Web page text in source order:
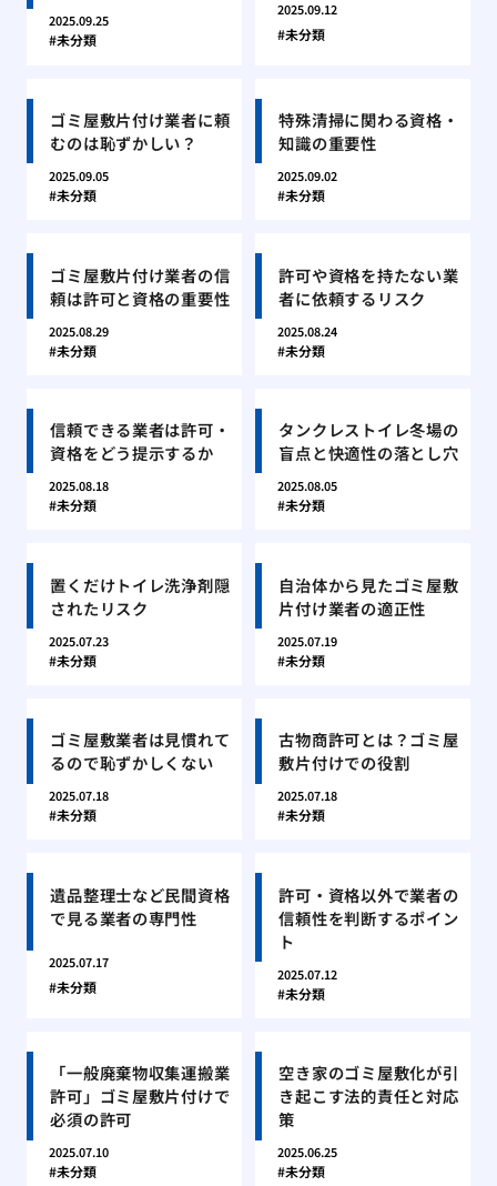
2025.09.25
未分類
2025.09.12
未分類
ゴミ屋敷片付け業者に頼
むのは恥ずかしい？
2025.09.05
未分類
特殊清掃に関わる資格・
知識の重要性
2025.09.02
未分類
ゴミ屋敷片付け業者の信
頼は許可と資格の重要性
2025.08.29
未分類
許可や資格を持たない業
者に依頼するリスク
2025.08.24
未分類
信頼できる業者は許可・
資格をどう提示するか
2025.08.18
未分類
タンクレストイレ冬場の
盲点と快適性の落とし穴
2025.08.05
未分類
置くだけトイレ洗浄剤隠
されたリスク
2025.07.23
未分類
自治体から見たゴミ屋敷
片付け業者の適正性
2025.07.19
未分類
ゴミ屋敷業者は見慣れて
るので恥ずかしくない
2025.07.18
未分類
古物商許可とは？ゴミ屋
敷片付けでの役割
2025.07.18
未分類
遺品整理士など民間資格
で見る業者の専門性
2025.07.17
未分類
許可・資格以外で業者の
信頼性を判断するポイン
ト
2025.07.12
未分類
「一般廃棄物収集運搬業
許可」ゴミ屋敷片付けで
必須の許可
2025.07.10
未分類
空き家のゴミ屋敷化が引
き起こす法的責任と対応
策
2025.06.25
未分類